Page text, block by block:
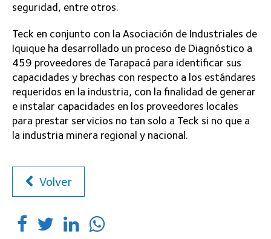
seguridad, entre otros.
Teck en conjunto con la Asociación de Industriales de
Iquique ha desarrollado un proceso de Diagnóstico a
459 proveedores de Tarapacá para identificar sus
capacidades y brechas con respecto a los estándares
requeridos en la industria, con la finalidad de generar
e instalar capacidades en los proveedores locales
para prestar servicios no tan solo a Teck si no que a
la industria minera regional y nacional.
Volver